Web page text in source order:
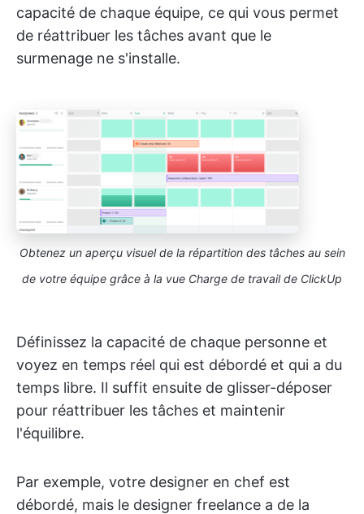
capacité de chaque équipe, ce qui vous permet
de réattribuer les tâches avant que le
surmenage ne s'installe.
Obtenez un aperçu visuel de la répartition des tâches au sein
de votre équipe grâce à la vue Charge de travail de ClickUp
Définissez la capacité de chaque personne et
voyez en temps réel qui est débordé et qui a du
temps libre. Il suffit ensuite de glisser-déposer
pour réattribuer les tâches et maintenir
l'équilibre.
Par exemple, votre designer en chef est
débordé, mais le designer freelance a de la